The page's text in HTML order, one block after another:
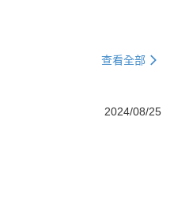
查看全部
2024/08/25